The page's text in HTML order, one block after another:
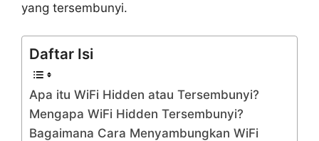
yang tersembunyi.
Daftar Isi
Apa itu WiFi Hidden atau Tersembunyi?
Mengapa WiFi Hidden Tersembunyi?
Bagaimana Cara Menyambungkan WiFi